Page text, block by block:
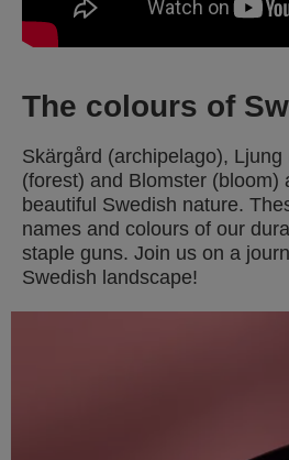
The colours of
Skärgård (archipelago), Ljung
(forest) and Blomster (bloom)
beautiful Swedish nature.
names and colours of our
staple guns. Join us on a
Swedish landscape!